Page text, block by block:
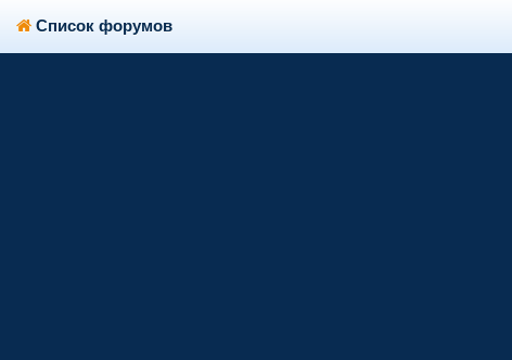
Список форумов